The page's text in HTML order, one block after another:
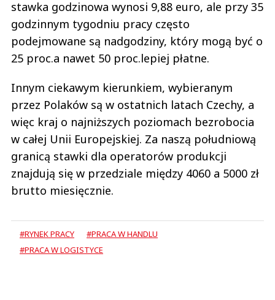
stawka godzinowa wynosi 9,88 euro, ale przy 35
godzinnym tygodniu pracy często
podejmowane są nadgodziny, który mogą być o
25 proc.a nawet 50 proc.lepiej płatne.
Innym ciekawym kierunkiem, wybieranym
przez Polaków są w ostatnich latach Czechy, a
więc kraj o najniższych poziomach bezrobocia
w całej Unii Europejskiej. Za naszą południową
granicą stawki dla operatorów produkcji
znajdują się w przedziale między 4060 a 5000 zł
brutto miesięcznie.
#RYNEK PRACY
#PRACA W HANDLU
#PRACA W LOGISTYCE